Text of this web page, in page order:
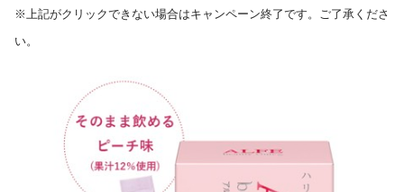
※上記がクリックできない場合はキャンペーン終了です。ご了承くださ
い。